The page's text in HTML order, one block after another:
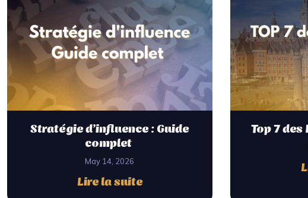
Stratégie d’influence : Guide
complet
May 14, 2026
Lire la suite
Top 7